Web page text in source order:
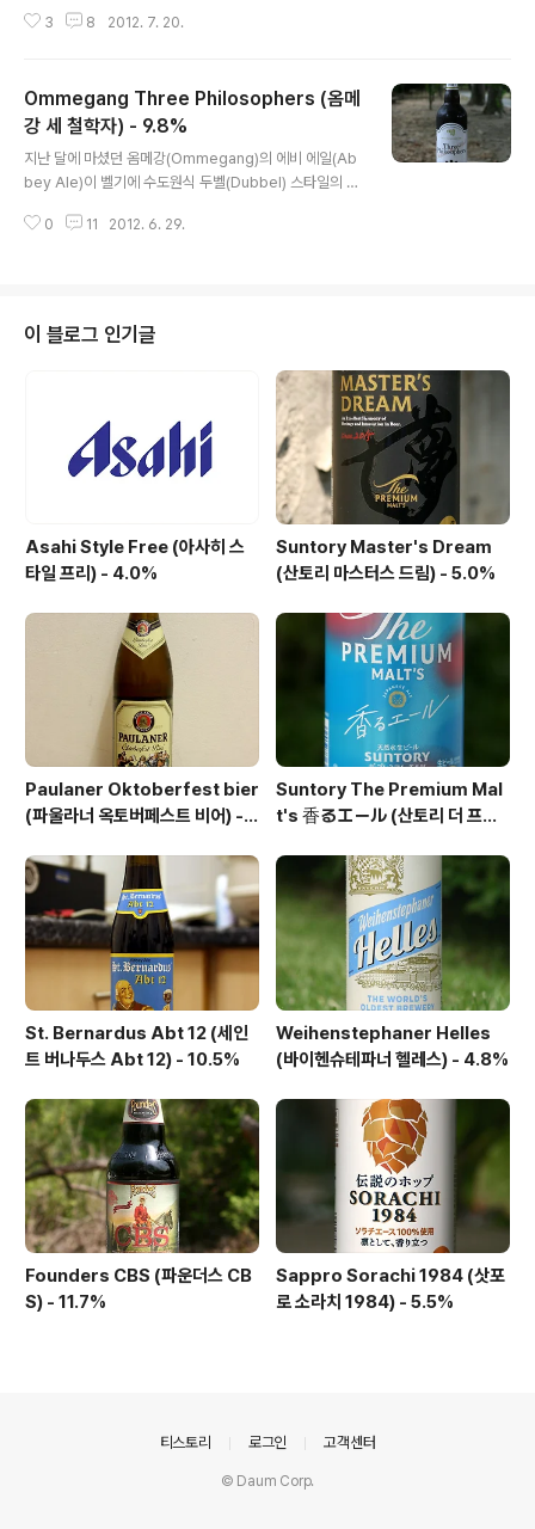
서는 유명한 양조장인 로그(Rogue)의 정식 명칭은 Rogu
처럼 기본적인 에일들을 만드는 양조장이 아닌, 아주 쇼킹
한 맥주들을 선보이는 곳이 바로 로그(Rogue) 양조장인
데 바로 얼마 전 로그에서 새로 출시한 Bacon Maple Al
e, 훈제 맥아 + 리얼 메이플 시럽 + 리얼 베이컨이 들어간
동물성 맥주(?)를 만들어낸 양조장이 로그(Rogue)입니
다. 유명해진데는 그만한 이유가 있는 것이겠죠. - 블..
3 8 2012. 7. 20.
Ommegang Three Philosophers (옴메
강 세 철학자) - 9.8%
지난 달에 마셨던 옴메강(Ommegang)의 에비 에일(Ab
bey Ale)이 벨기에 수도원식 두벨(Dubbel) 스타일의 맥
rs)는 두벨 보다 두 단계 높은 수위의 맥주라 칭할 수 있는
는 했지만 어쨌든 '세 철학자' 는 옴메강 양조장에서는 가장
강한 풍미를 지닌 맥주가 되겠습니다. - 블로그에 소개된
다른 옴메강(Ommegang)의 맥주 - Ommegang Abb
ey Ale (옴메강 에비 에일) - 8.5% - 2012.05.15 '세 철
학자' 라고 옴메강..
0 11 2012. 6. 29.
이 블로그 인기글
Asahi Style Free (아사히 스
타일 프리) - 4.0%
Suntory Master's Dream
(산토리 마스터스 드림) - 5.0%
Paulaner Oktoberfest bier
(파울라너 옥토버페스트 비어) -
Suntory The Premium Mal
t's 香るエール (산토리 더 프리
St. Bernardus Abt 12 (세인
트 버나두스 Abt 12) - 10.5%
Weihenstephaner Helles
(바이헨슈테파너 헬레스) - 4.8%
Founders CBS (파운더스 CB
S) - 11.7%
Sappro Sorachi 1984 (삿포
로 소라치 1984) - 5.5%
티스토리 로그인 고객센터
© Daum Corp.